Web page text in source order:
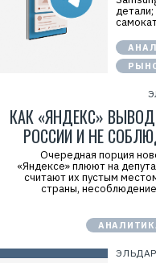
КАК «ЯНДЕКС»
РОССИИ И НЕ
Очередная порция
«Яндексе» плюют на
считают их пустым
страны,